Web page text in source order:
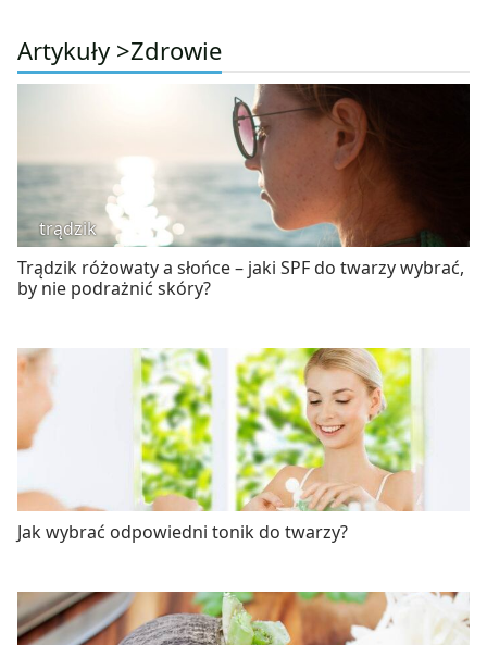
Artykuły >Zdrowie
trądzik
Trądzik różowaty a słońce – jaki SPF do twarzy wybrać,
by nie podrażnić skóry?
Jak wybrać odpowiedni tonik do twarzy?